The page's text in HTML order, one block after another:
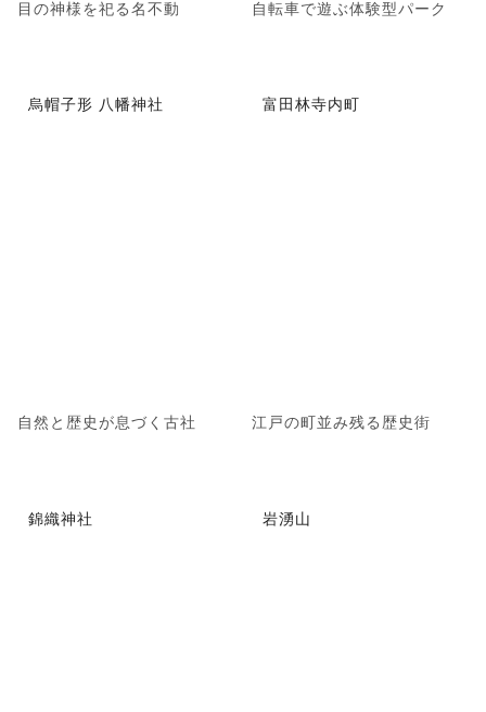
目の神様を祀る名不動 自転車で遊ぶ体験型パーク
烏帽子形 八幡神社
自然と歴史が息づく古社
富田林寺内町
江戸の町並み残る歴史街
錦織神社 岩湧山